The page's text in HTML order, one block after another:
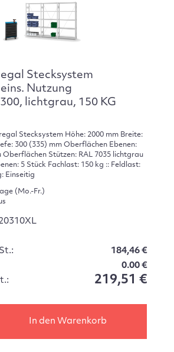
Stecksystem
Nutzung
lichtgrau, 150 KG
Stecksystem Höhe: 2000 mm Breite:
300 (335) mm Oberflächen Ebenen:
Oberflächen Stützen: RAL 7035 lichtgrau
5 Stück Fachlast: 150 kg :: Feldlast:
Einseitig
(Mo.-Fr.)
184,46 €
0.00 €
219,51 €
In den Warenkorb